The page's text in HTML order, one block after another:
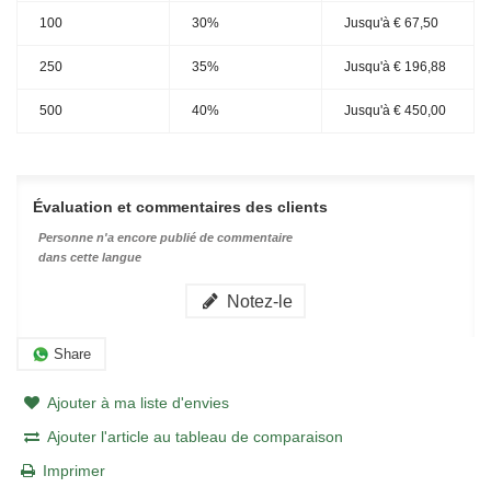
100 30% Jusqu'à € 67,50
250 35% Jusqu'à € 196,88
500 40% Jusqu'à € 450,00
Évaluation et commentaires des clients
Personne n'a encore publié de commentaire
dans cette langue
Notez-le
Share
Ajouter à ma liste d'envies
Ajouter l'article au tableau de comparaison
Imprimer